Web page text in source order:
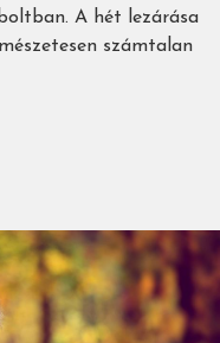
A hét lezárása
számtalan